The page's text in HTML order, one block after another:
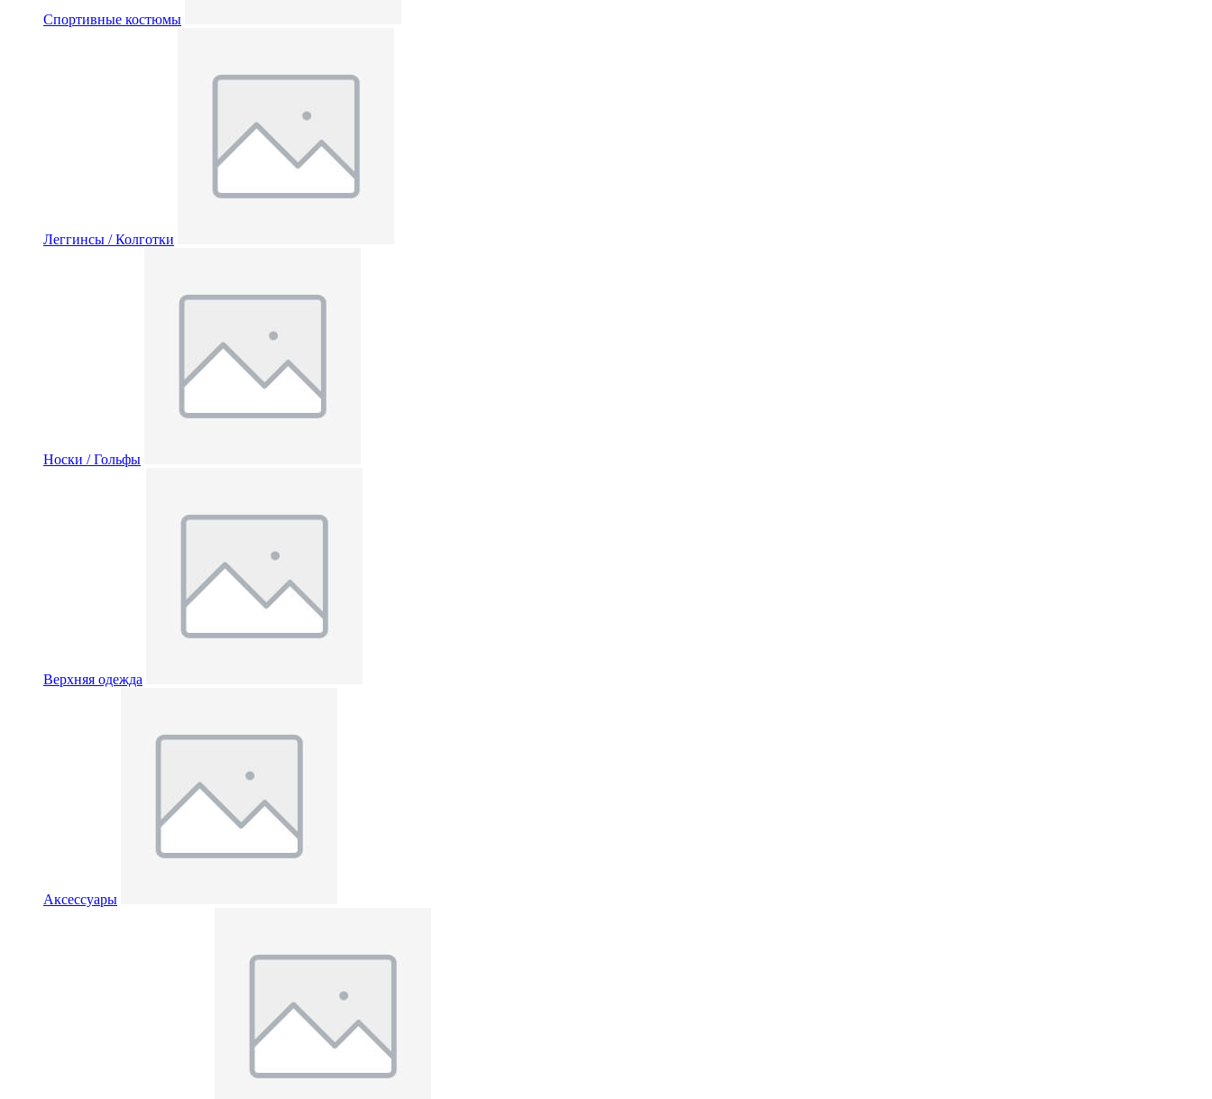
Спортивные костюмы
Леггинсы / Колготки
Носки / Гольфы
Верхняя одежда
Аксессуары